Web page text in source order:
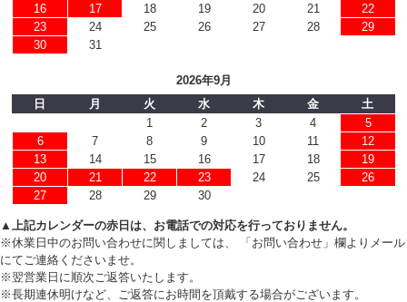
16
17 18 19 20 21
22
23
24 25 26 27 28
29
30
31
2026年9月
日
月 火 水 木 金
土
1
2 3 4
5
6
7 8 9 10 11
12
13
14 15 16 17 18
19
20
21 22 23 24 25
26
27
28 29 30
▲上記カレンダーの赤日は、お電話での対応を行っておりません。
※休業日中のお問い合わせに関しましては、 「お問い合わせ」欄よりメール
にてご連絡くださいませ。
※翌営業日に順次ご返答いたします。
※長期連休明けなど、ご返答にお時間を頂戴する場合がございます。